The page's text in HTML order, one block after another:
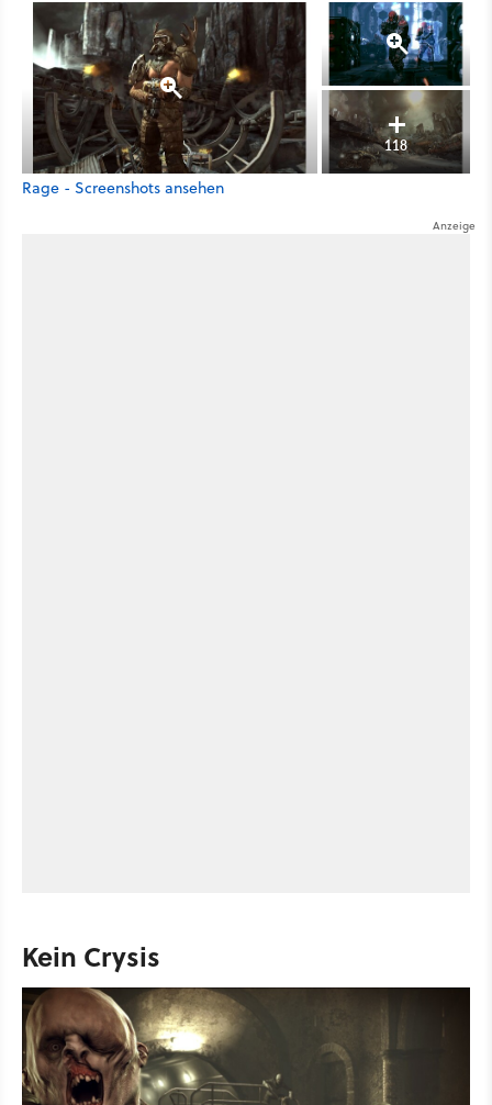
118
Rage - Screenshots ansehen
Kein Crysis